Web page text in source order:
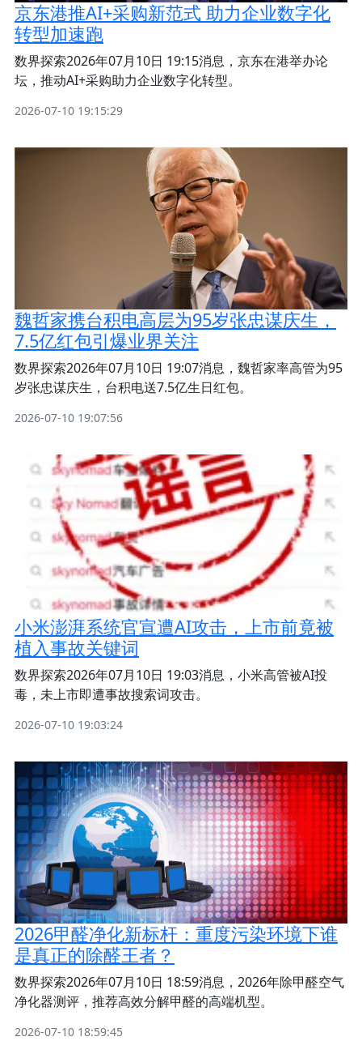
京东港推AI+采购新范式 助力企业数字化
转型加速跑
数界探索2026年07月10日 19:15消息，京东在港举办论
坛，推动AI+采购助力企业数字化转型。
2026-07-10 19:15:29
魏哲家携台积电高层为95岁张忠谋庆生，
7.5亿红包引爆业界关注
数界探索2026年07月10日 19:07消息，魏哲家率高管为95
岁张忠谋庆生，台积电送7.5亿生日红包。
2026-07-10 19:07:56
小米澎湃系统官宣遭AI攻击，上市前竟被
植入事故关键词
数界探索2026年07月10日 19:03消息，小米高管被AI投
毒，未上市即遭事故搜索词攻击。
2026-07-10 19:03:24
2026甲醛净化新标杆：重度污染环境下谁
是真正的除醛王者？
数界探索2026年07月10日 18:59消息，2026年除甲醛空气
净化器测评，推荐高效分解甲醛的高端机型。
2026-07-10 18:59:45